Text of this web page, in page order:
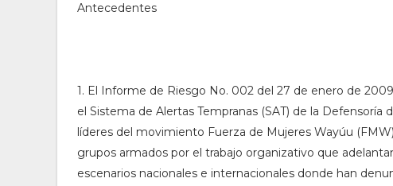
Antecedentes
1. El Informe de Riesgo No. 002 del 27 de enero de
el Sistema de Alertas Tempranas (SAT) de la
líderes del movimiento Fuerza de Mujeres Wayúu
grupos armados por el trabajo organizativo que
escenarios nacionales e internacionales donde han